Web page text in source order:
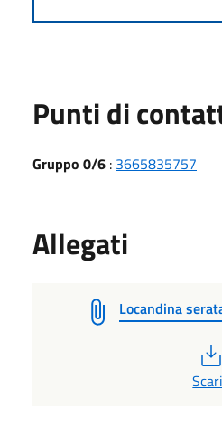
Punti di
Gruppo 0/6 : 3665835757
Allegati
Locandina